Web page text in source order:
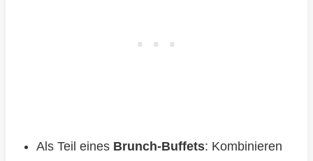
Als Teil eines Brunch-Buffets: Kombinieren